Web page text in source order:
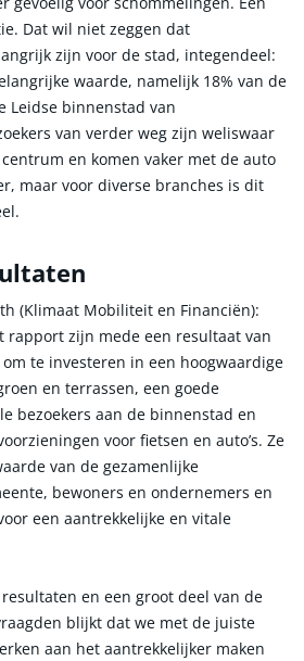
Dat wil niet zeggen dat
zijn voor de stad, integendeel:
waarde, namelijk 18% van de
Leidse binnenstad van
van verder weg zijn weliswaar
en komen vaker met de auto
maar voor diverse branches is dit
(Klimaat Mobiliteit en Financiën):
rapport zijn mede een resultaat van
te investeren in een hoogwaardige
en terrassen, een goede
bezoekers aan de binnenstad en
voor fietsen en auto’s. Ze
van de gezamenlijke
bewoners en ondernemers en
een aantrekkelijke en vitale
en een groot deel van de
blijkt dat we met de juiste
aan het aantrekkelijker maken